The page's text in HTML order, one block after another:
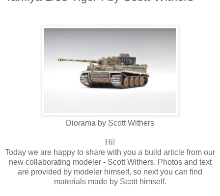
Diorama by Scott Withers
Hi!
Today we are happy to share with you a build article from our
new collaborating modeler - Scott Withers. Photos and text
are provided by modeler himself, so next you can find
materials made by Scott himself.